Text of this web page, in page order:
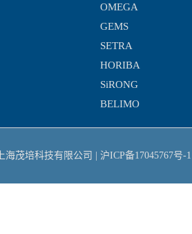
OMEGA
GEMS
SETRA
HORIBA
SiRONG
BELIMO
上海茂培科技有限公司 沪ICP备17045767号-1